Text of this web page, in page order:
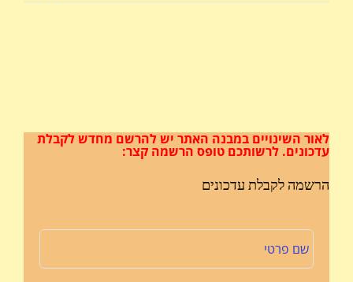
לאור השינויים במבנה האתריש להרשם מחדש לקבלת
עדכונים. לרשותכם טופס הרשמה קצר:
הרשמה לקבלת עדכונים